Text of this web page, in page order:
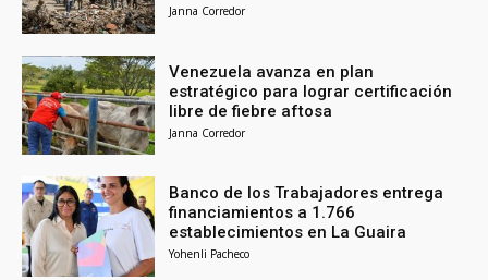
Janna Corredor
Venezuela avanza en plan
estratégico para lograr certificación
libre de fiebre aftosa
Janna Corredor
Banco de los Trabajadores entrega
financiamientos a 1.766
establecimientos en La Guaira
Yohenli Pacheco